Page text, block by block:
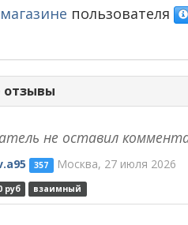
магазине пользователя
отзывы
не оставил
357 Москва, 27 июля 2026
руб взаимный